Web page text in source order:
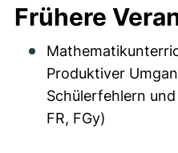
Frühere
Produktiver
Schülerfehlern
FR, FGy)